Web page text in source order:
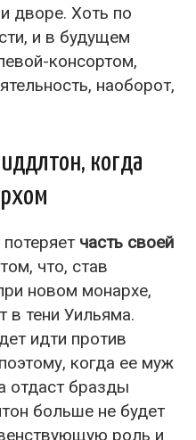
дворе. Хоть по
и в будущем
консортом,
наоборот,
когда
часть своей
что, став
новом монархе,
в тени Уильяма.
идти против
когда ее муж
отдаст бразды
больше не будет
роль и